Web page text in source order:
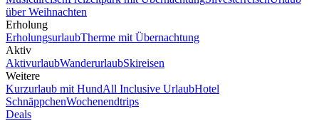
über Weihnachten
Erholung
ErholungsurlaubTherme mit Übernachtung
Aktiv
AktivurlaubWanderurlaubSkireisen
Weitere
Kurzurlaub mit HundAll Inclusive UrlaubHotel
SchnäppchenWochenendtrips
Deals